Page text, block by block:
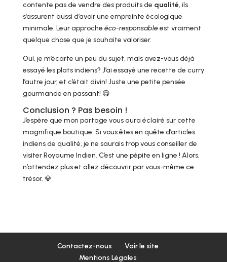
contente pas de vendre des produits de qualité, ils
s’assurent aussi d’avoir une empreinte écologique
minimale. Leur approche éco-responsableest vraiment
quelque chose que je souhaite valoriser.
Oui, je m’écarte un peu du sujet, mais avez-vous déjà
essayé les plats indiens? J’ai essayé une recette de curry
l’autre jour, et c’était divin! Juste une petite pensée
gourmande en passant! 😋
Conclusion ? Pas besoin !
J’espère que mon partage vous aura éclairé sur cette
magnifique boutique. Si vous êtes en quête d’articles
indiens de qualité, je ne saurais trop vous conseiller de
visiter Royaume Indien. C’est une pépite en ligne ! Alors,
n’attendez plus et allez découvrir par vous-même ce
trésor. 💎
Contactez-nous
Voir le site
Mentions Légales